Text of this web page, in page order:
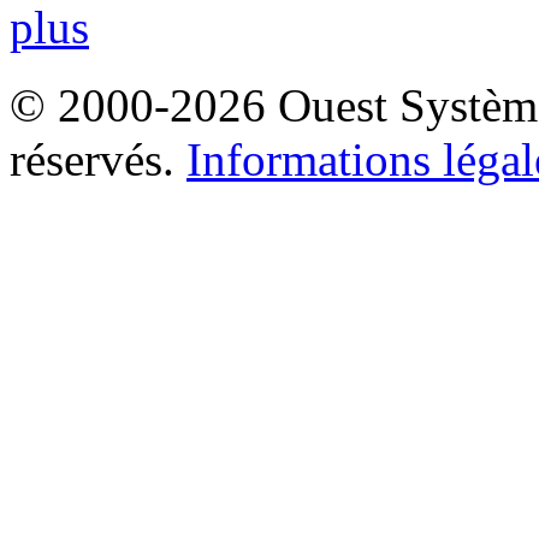
plus
© 2000-2026 Ouest
réservés. Informations